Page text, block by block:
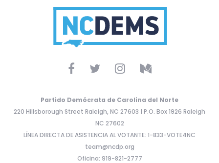
Partido Demócrata de Carolina del Norte
220 Hillsborough Street Raleigh, NC 27603 | P.O. Box 1926 Raleigh
NC 27602
LÍNEA DIRECTA DE ASISTENCIA AL VOTANTE: 1-833-VOTE4NC
team@ncdp.org
Oficina: 919-821-2777